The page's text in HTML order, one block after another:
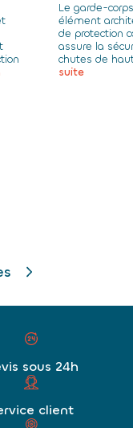
Le garde-
élément
de protection
assure la
chutes de
suite
sous 24h
client